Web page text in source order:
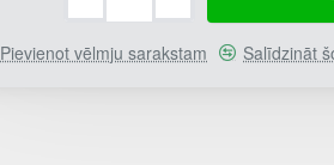
Pievienot vēlmju sarakstam Salīdzināt